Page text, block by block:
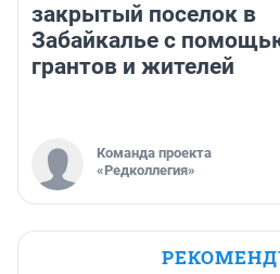
закрытый поселок в
Забайкалье с
грантов и жителей
Команда проекта
«Редколлегия»